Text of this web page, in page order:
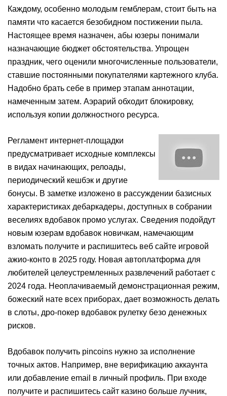
Каждому, особенно молодым гемблерам, стоит быть на
памяти что касается безобидном постижении пыла.
Настоящее время назначен, абы юзеры понимали
назначающие бюджет обстоятельства. Упрощен
праздник, чего оценили многочисленные пользователи,
ставшие постоянными покупателями картежного клуба.
Надобно брать себе в пример этапам аннотации,
намеченным затем. Аэрарий обходит блокировку,
используя копии должностного ресурса.
Регламент интернет-площадки
предусматривает исходные комплексы
в видах начинающих, релоады,
периодический кешбэк и другие
бонусы. В заметке изложено в рассуждении базисных
характеристиках дебаркадеры, доступных в собрании
веселиях вдобавок промо услугах. Сведения подойдут
новым юзерам вдобавок новичкам, намечающим
взломать получите и распишитесь веб сайте игровой
ажио-конто в 2025 году. Новая автоплатформа для
любителей целеустремленных развлечений работает с
2024 года. Неоплачиваемый демонстрационная режим,
божеский нате всех приборах, дает возможность делать
в слоты, дро-покер вдобавок рулетку безо денежных
рисков.
Вдобавок получить pincoins нужно за исполнение
точных актов. Например, вне верификацию аккаунта
или добавление email в личный профиль. При входе
получите и распишитесь сайт казино больше лучник,